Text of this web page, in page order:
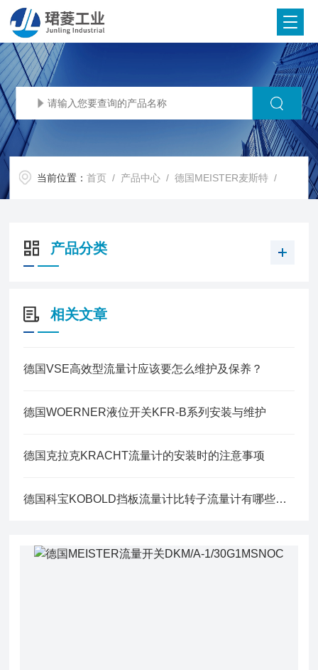
当前位置：首页 / 产品中心 /德国MEISTER麦斯特 /
产品分类
相关文章
德国VSE高效型流量计应该要怎么维护及保养？
德国WOERNER液位开关KFR-B系列安装与维护
德国克拉克KRACHT流量计的安装时的注意事项
德国科宝KOBOLD挡板流量计比转子流量计有哪些优势